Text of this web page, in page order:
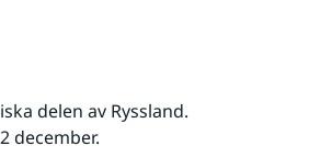
delen av Ryssland.
december.